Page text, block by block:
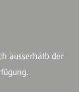
ausserhalb der